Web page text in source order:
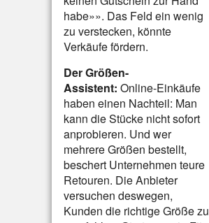
habe»». Das Feld ein wenig
zu verstecken, könnte
Verkäufe fördern.
Der Größen-
Assistent: Online-Einkäufe
haben einen Nachteil: Man
kann die Stücke nicht sofort
anprobieren. Und wer
mehrere Größen bestellt,
beschert Unternehmen teure
Retouren. Die Anbieter
versuchen deswegen,
Kunden die richtige Größe zu